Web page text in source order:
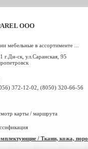
OOO
мебельные в ассортименте ...
г.Дн-ск, ул.Саранская, 95
372-12-02, (8050) 320-66-56
карты / маршрута
/ Ткани, кожа,